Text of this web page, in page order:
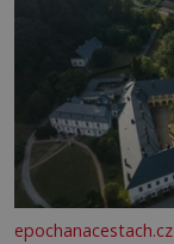
epochanacestach.cz